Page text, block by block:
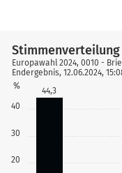
20
30
40
%
44,3
Stimmenverteilung
Europawahl 2024, 0010 -
Endergebnis, 12.06.2024,